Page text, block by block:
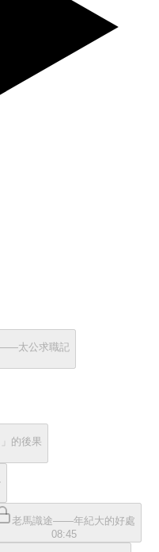
——太公求職記
的後果
老馬識途——年紀大的好處
08:45